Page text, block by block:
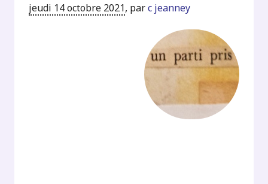
jeudi 14 octobre 2021, parc jeanney